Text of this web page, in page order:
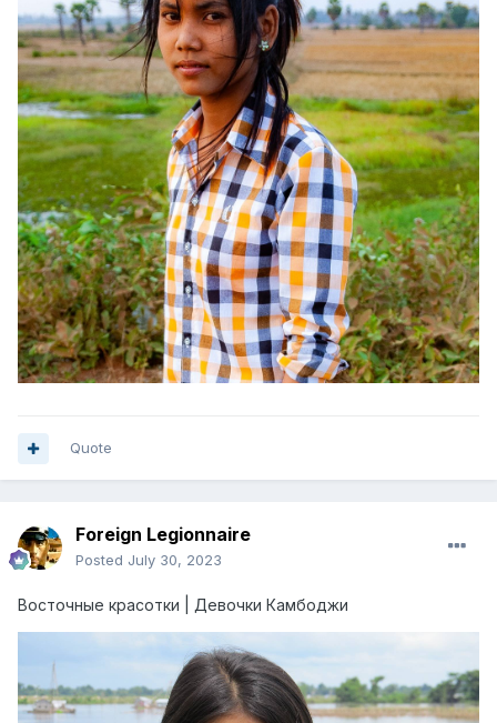
Quote
Foreign Legionnaire
Posted July 30, 2023
Восточные красотки | Девочки Камбоджи